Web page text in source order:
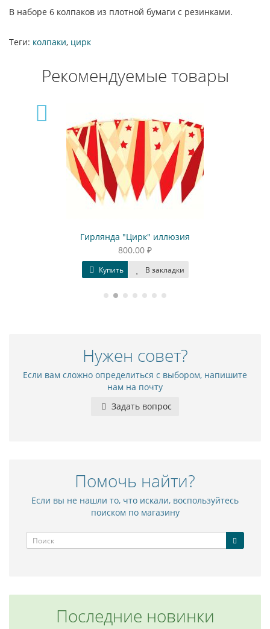
В наборе 6 колпаков из плотной бумаги с резинками.
Теги: колпаки, цирк
Рекомендуемые товары
Гирлянда "Цирк" иллюзия
800.00 ₽
Купить В закладки
Нужен совет?
Если вам сложно определиться с выбором, напишите
нам на почту
Задать вопрос
Помочь найти?
Если вы не нашли то, что искали, воспользуйтесь
поиском по магазину
Последние новинки